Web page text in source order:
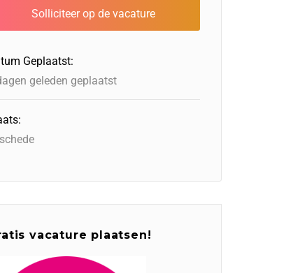
Geplaatst:
geleden geplaatst
vacature plaatsen!